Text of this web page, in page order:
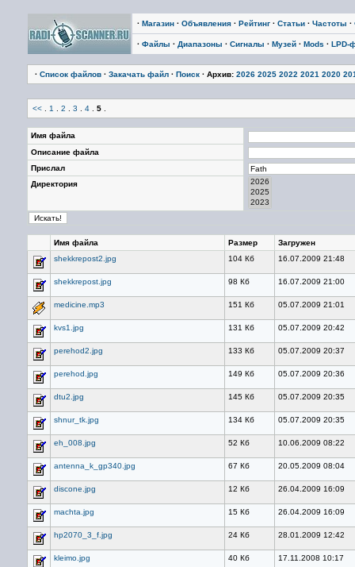
· Магазин · Объявления · Рейтинг · Статьи · Частоты ·
· Файлы · Диапазоны · Сигналы · Музей · Mods · LPD-
· Список файлов · Закачать файл · Поиск · Архив: 2026 2025 2022 2021 2020
<< 1 2 3 4 5
Имя файла
Описание файла
Прислал
Директория
Имя файла Размер
Загружен
shekkrepost2.jpg
104 Кб 16.07.2009 21:48
shekkrepost.jpg 98 Кб 16.07.2009 21:00
medicine.mp3 151 Кб 05.07.2009 21:01
kvs1.jpg 131 Кб 05.07.2009 20:42
perehod2.jpg 133 Кб 05.07.2009 20:37
perehod.jpg 149 Кб 05.07.2009 20:36
dtu2.jpg 145 Кб 05.07.2009 20:35
shnur_tk.jpg 134 Кб 05.07.2009 20:35
eh_008.jpg 52 Кб 10.06.2009 08:22
antenna_k_gp340.jpg 67 Кб 20.05.2009 08:04
discone.jpg 12 Кб 26.04.2009 16:09
machta.jpg 15 Кб 26.04.2009 16:09
hp2070_3_f.jpg 24 Кб 28.01.2009 12:42
kleimo.jpg 40 Кб 17.11.2008 10:17